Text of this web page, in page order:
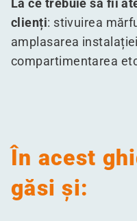
La ce trebuie să fii
clienți: stivuirea
amplasarea
compartimentarea
În acest
găsi și: